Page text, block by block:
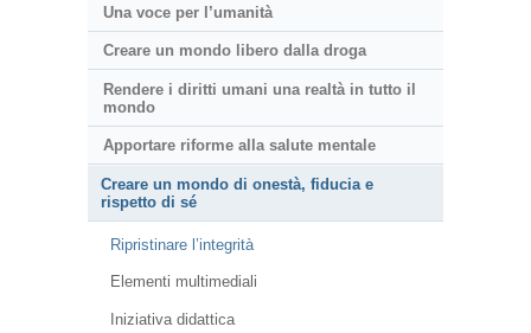
Una voce per l’umanità
Creare un mondo libero dalla droga
Rendere i diritti umani una realtà in tutto il
mondo
Apportare riforme alla salute mentale
Creare un mondo di onestà, fiducia e
rispetto di sé
Ripristinare l’integrità
Elementi multimediali
Iniziativa didattica